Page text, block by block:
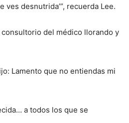
ves desnutrida’”, recuerda Lee.
del médico llorando y
Lamento que no entiendas mi
a todos los que se